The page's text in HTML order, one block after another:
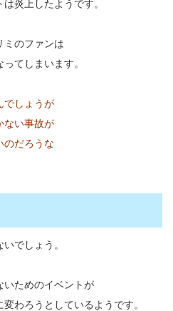
炎上したようです。
ミのファンは
てしまいます。
でしょうが
ない事故が
のだろうな
でしょう。
いためのイベントが
わろうとしているようです。